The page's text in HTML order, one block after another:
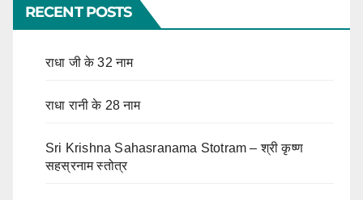
RECENT POSTS
राधा जी के 32 नाम
राधा रानी के 28 नाम
Sri Krishna Sahasranama Stotram – श्री कृष्ण
सहस्रनाम स्तोत्र